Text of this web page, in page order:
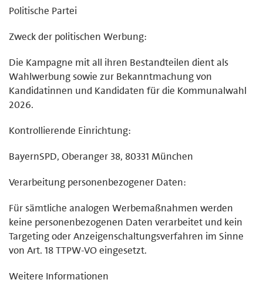
Politische Partei
Zweck der politischen Werbung:
Die Kampagne mit all ihren Bestandteilen dient als
Wahlwerbung sowie zur Bekanntmachung von
Kandidatinnen und Kandidaten für die Kommunalwahl
2026.
Kontrollierende Einrichtung:
BayernSPD, Oberanger 38, 80331 München
Verarbeitung personenbezogener Daten:
Für sämtliche analogen Werbemaßnahmen werden
keine personenbezogenen Daten verarbeitet und kein
Targeting oder Anzeigenschaltungsverfahren im Sinne
von Art. 18 TTPW-VO eingesetzt.
Weitere Informationen